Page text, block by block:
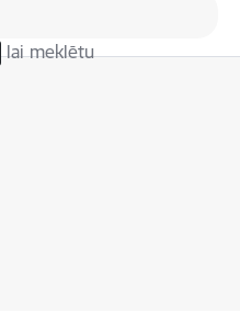
lai meklētu